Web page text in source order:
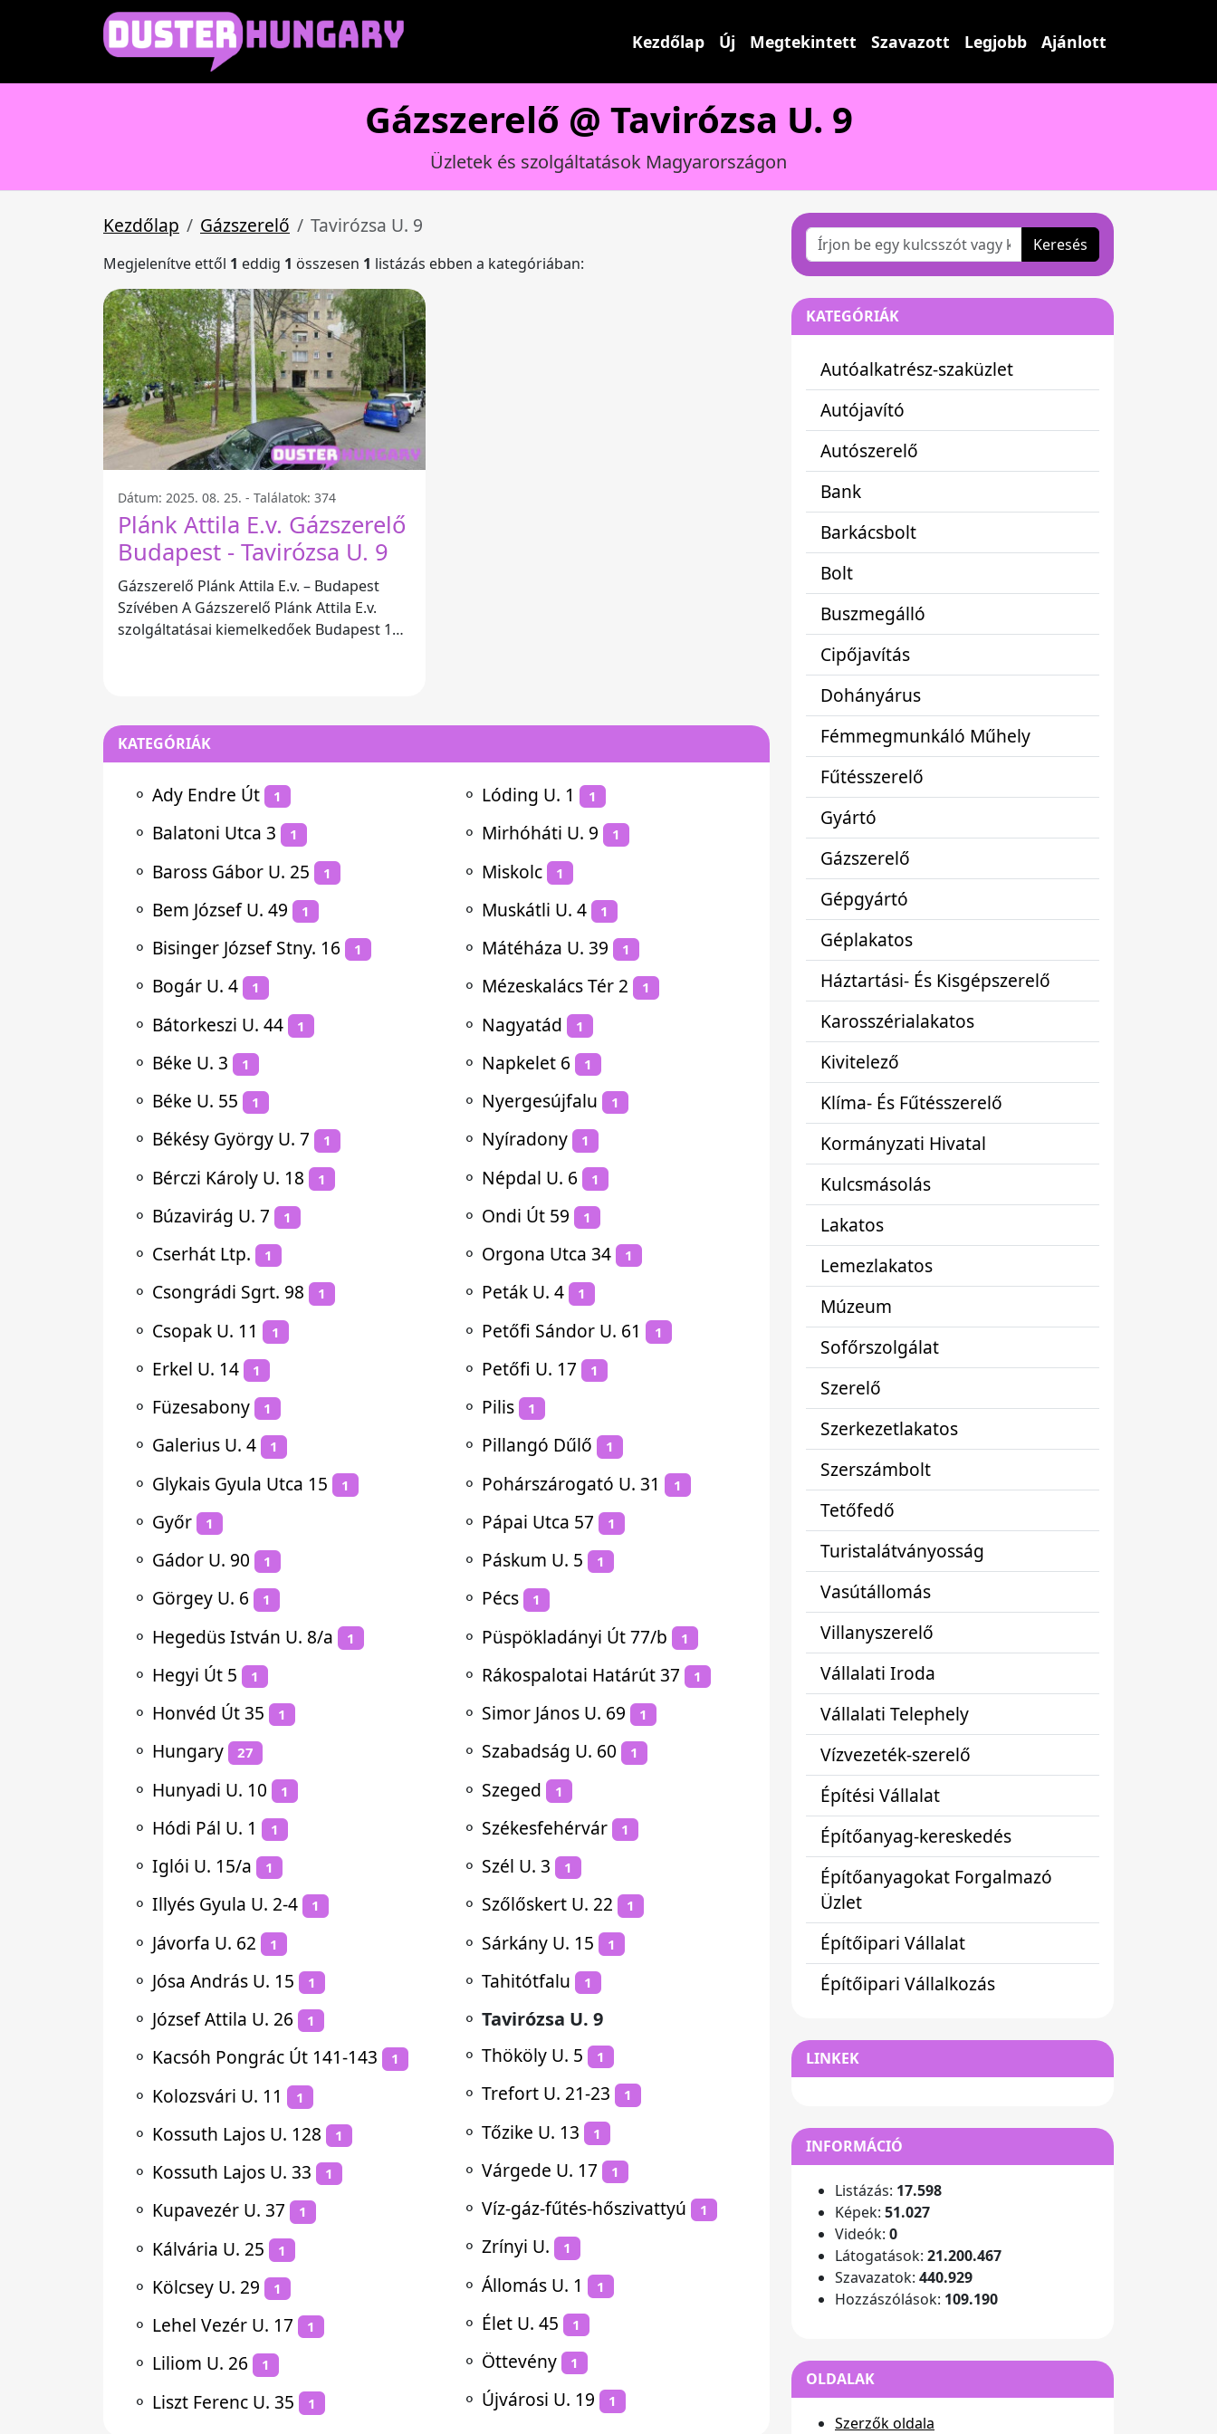
Kezdőlap Új Megtekintett Szavazott Legjobb Ajánlott
Gázszerelő @ Tavirózsa U. 9
Üzletek és szolgáltatások Magyarországon
Kezdőlap Gázszerelő Tavirózsa U. 9
Megjelenítve ettől 1 eddig 1 összesen 1 listázás ebben a kategóriában:
Dátum: 2025. 08. 25. - Találatok: 374
Plánk Attila E.v. Gázszerelő
Budapest - Tavirózsa U. 9
Gázszerelő Plánk Attila E.v. – Budapest
Szívében A Gázszerelő Plánk Attila E.v.
szolgáltatásai kiemelkedőek Budapest 16.
KATEGÓRIÁK
⚬ Ady Endre Út 1
⚬ Balatoni Utca 3 1
⚬ Baross Gábor U. 25 1
⚬ Bem József U. 49 1
⚬ Bisinger József Stny. 16 1
⚬ Bogár U. 4 1
⚬ Bátorkeszi U. 44 1
⚬ Béke U. 3 1
⚬ Béke U. 55 1
⚬ Békésy György U. 7 1
⚬ Bérczi Károly U. 18 1
⚬ Búzavirág U. 7 1
⚬ Cserhát Ltp. 1
⚬ Csongrádi Sgrt. 98 1
⚬ Csopak U. 11 1
⚬ Erkel U. 14 1
⚬ Füzesabony 1
⚬ Galerius U. 4 1
⚬ Glykais Gyula Utca 15 1
⚬ Győr 1
⚬ Gádor U. 90 1
⚬ Görgey U. 6 1
⚬ Hegedüs István U. 8/a 1
⚬ Hegyi Út 5 1
⚬ Honvéd Út 35 1
⚬ Hungary 27
⚬ Hunyadi U. 10 1
⚬ Hódi Pál U. 1 1
⚬ Iglói U. 15/a 1
⚬ Illyés Gyula U. 2-4 1
⚬ Jávorfa U. 62 1
⚬ Jósa András U. 15 1
⚬ József Attila U. 26 1
⚬ Kacsóh Pongrác Út 141-143 1
⚬ Kolozsvári U. 11 1
⚬ Kossuth Lajos U. 128 1
⚬ Kossuth Lajos U. 33 1
⚬ Kupavezér U. 37 1
⚬ Kálvária U. 25 1
⚬ Kölcsey U. 29 1
⚬ Lehel Vezér U. 17 1
⚬ Liliom U. 26 1
⚬ Liszt Ferenc U. 35 1
⚬ Lóding U. 1 1
⚬ Mirhóháti U. 9 1
⚬ Miskolc 1
⚬ Muskátli U. 4 1
⚬ Mátéháza U. 39 1
⚬ Mézeskalács Tér 2 1
⚬ Nagyatád 1
⚬ Napkelet 6 1
⚬ Nyergesújfalu 1
⚬ Nyíradony 1
⚬ Népdal U. 6 1
⚬ Ondi Út 59 1
⚬ Orgona Utca 34 1
⚬ Peták U. 4 1
⚬ Petőfi Sándor U. 61 1
⚬ Petőfi U. 17 1
⚬ Pilis 1
⚬ Pillangó Dűlő 1
⚬ Pohárszárogató U. 31 1
⚬ Pápai Utca 57 1
⚬ Páskum U. 5 1
⚬ Pécs 1
⚬ Püspökladányi Út 77/b 1
⚬ Rákospalotai Határút 37 1
⚬ Simor János U. 69 1
⚬ Szabadság U. 60 1
⚬ Szeged 1
⚬ Székesfehérvár 1
⚬ Szél U. 3 1
⚬ Szőlőskert U. 22 1
⚬ Sárkány U. 15 1
⚬ Tahitótfalu 1
⚬ Tavirózsa U. 9
⚬ Thököly U. 5 1
⚬ Trefort U. 21-23 1
⚬ Tőzike U. 13 1
⚬ Várgede U. 17 1
⚬ Víz-gáz-fűtés-hőszivattyú 1
⚬ Zrínyi U. 1
⚬ Állomás U. 1 1
⚬ Élet U. 45 1
⚬ Öttevény 1
⚬ Újvárosi U. 19 1
Keresés
KATEGÓRIÁK
Autóalkatrész-szaküzlet
Autójavító
Autószerelő
Bank
Barkácsbolt
Bolt
Buszmegálló
Cipőjavítás
Dohányárus
Fémmegmunkáló Műhely
Fűtésszerelő
Gyártó
Gázszerelő
Gépgyártó
Géplakatos
Háztartási- És Kisgépszerelő
Karosszérialakatos
Kivitelező
Klíma- És Fűtésszerelő
Kormányzati Hivatal
Kulcsmásolás
Lakatos
Lemezlakatos
Múzeum
Sofőrszolgálat
Szerelő
Szerkezetlakatos
Szerszámbolt
Tetőfedő
Turistalátványosság
Vasútállomás
Villanyszerelő
Vállalati Iroda
Vállalati Telephely
Vízvezeték-szerelő
Építési Vállalat
Építőanyag-kereskedés
Építőanyagokat Forgalmazó
Üzlet
Építőipari Vállalat
Építőipari Vállalkozás
LINKEK
INFORMÁCIÓ
Listázás: 17.598
Képek: 51.027
Videók: 0
Látogatások: 21.200.467
Szavazatok: 440.929
Hozzászólások: 109.190
OLDALAK
Szerzők oldala